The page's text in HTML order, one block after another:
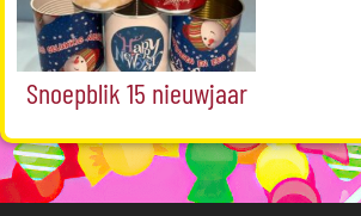
Snoepblik 15 nieuwjaar